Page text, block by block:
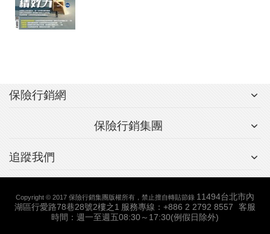
保險行銷網
保險行銷集團
追蹤我們
Copyright © 2017 保險行銷集團版權所有，禁止擅自轉貼節錄 11494台北市內
湖區行愛路78巷28號2樓之1 服務專線：+886 2 2792 8557
客服
時間：週一至週五08:30～17:30(例假日除外)